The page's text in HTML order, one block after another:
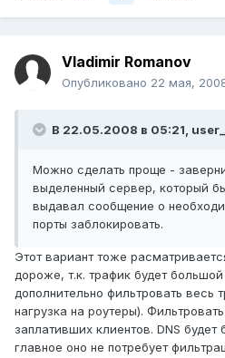
Vladimir Romanov
Опубликовано 22 мая,
В 22.05.2008 в 05:21,
Можно сделать проще -
выделенный сервер, который
выдавал сообщение о
порты заблокировать.
Этот вариант тоже
дороже, т.к. трафик будет большой
дополнительно фильтровать весь
нагрузка на роутеры).
заплативших клиентов. DNS
главное оно не потребует